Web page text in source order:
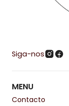
Siga-nos
MENU
Contacto